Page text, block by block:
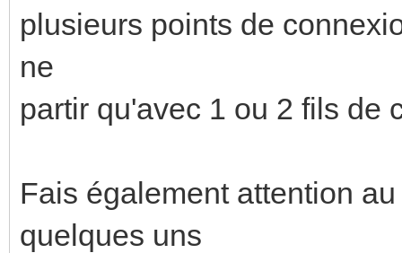
plusieurs points de
ne
partir qu'avec 1 ou 2 fils de
Fais également attention
quelques uns